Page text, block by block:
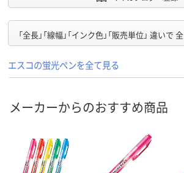
「全長」「線幅」「インク色」「販売単位」 違いで 全
エスコの蛍光ペンを全て見る
メーカーからのおすすめ商品